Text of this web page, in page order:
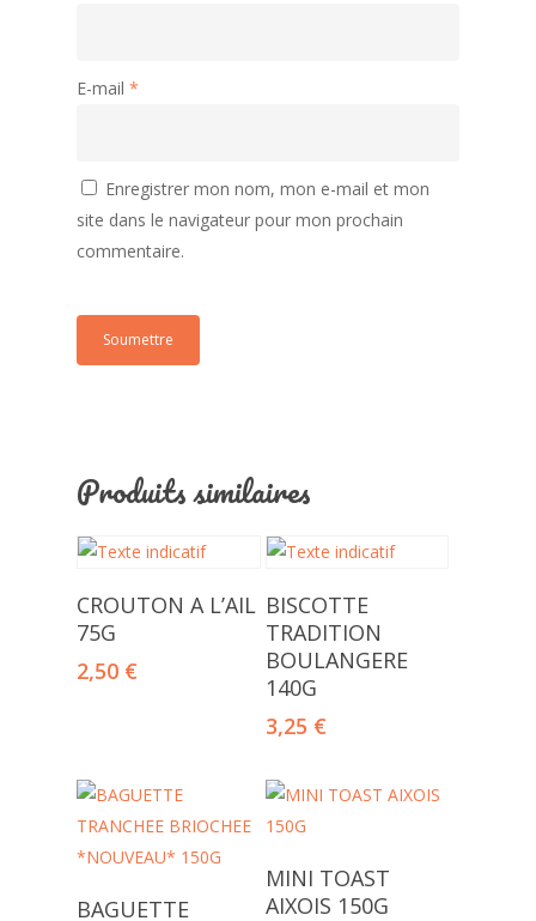
E-mail *
Enregistrer mon nom, mon e-mail et mon
site dans le navigateur pour mon prochain
commentaire.
Produits similaires
Ajouter Au Panier
CROUTON A L’AIL
75G
2,50 €
Ajouter Au Panier
BISCOTTE
TRADITION
BOULANGERE
140G
3,25 €
Ajouter Au Panier
BAGUETTE
Ajouter Au Panier
MINI TOAST
AIXOIS 150G